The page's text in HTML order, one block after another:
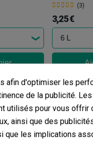
(3)
3,25 €
afin d'optimiser les
de la publicité.
utilisés pour vous offrir
ainsi que des
que les implications